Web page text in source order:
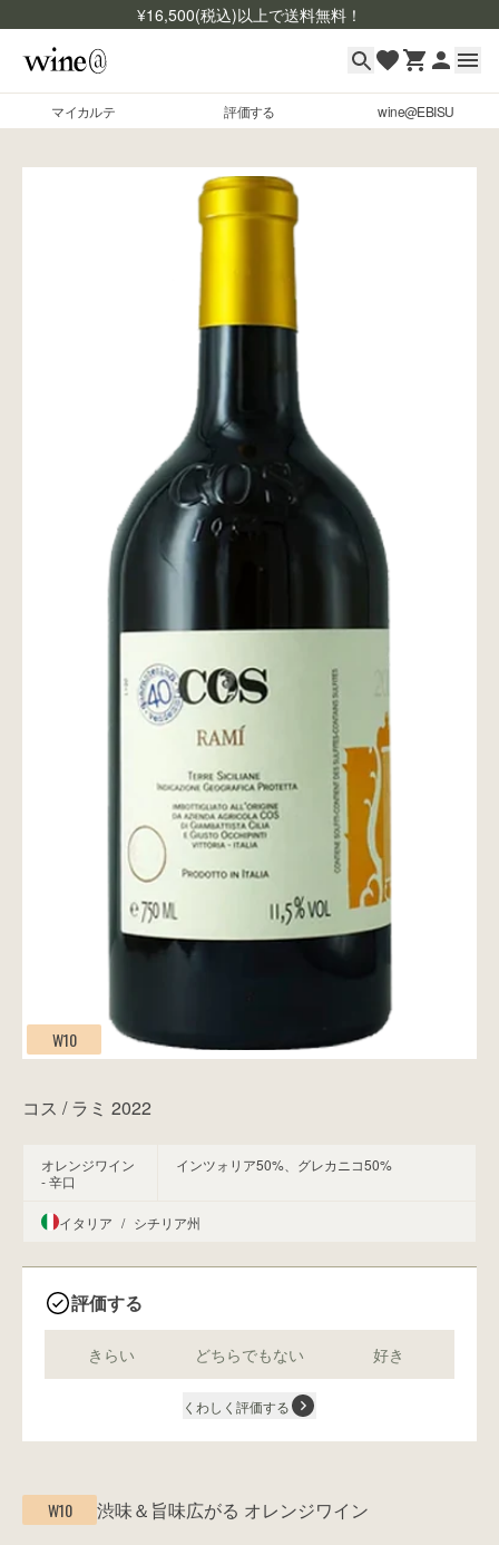
¥16,500(税込)以上で送料無料！
マイカルテ 評価する wine@EBISU
マイカルテ
W10
コス / ラミ 2022
オレンジワイン
- 辛口
インツォリア50%、グレカニコ50%
イタリア / シチリア州
評価する
きらい どちらでもない 好き
くわしく評価する
W10 渋味＆旨味広がる オレンジワイン